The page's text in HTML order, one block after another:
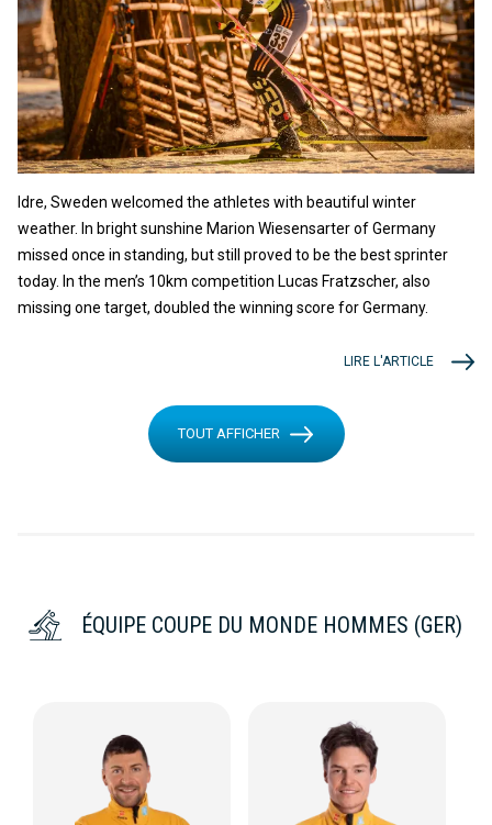
Idre, Sweden welcomed the athletes with beautiful winter
weather. In bright sunshine Marion Wiesensarter of Germany
missed once in standing, but still proved to be the best sprinter
today. In the men’s 10km competition Lucas Fratzscher, also
missing one target, doubled the winning score for Germany.
LIRE L'ARTICLE
TOUT AFFICHER
ÉQUIPE COUPE DU MONDE HOMMES (GER)